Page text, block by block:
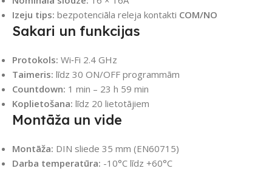
Izeju tips: bezpotenciāla releja kontakti COM/NO
Sakari un funkcijas
Protokols: Wi‑Fi 2.4 GHz
Taimeris: līdz 30 ON/OFF programmām
Countdown: 1 min – 23 h 59 min
Koplietošana: līdz 20 lietotājiem
Montāža un vide
Montāža: DIN sliede 35 mm (EN60715)
Darba temperatūra: -10°C līdz +60°C